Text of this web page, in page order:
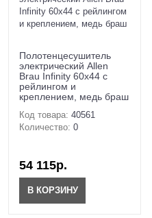
Полотенцесушитель
электрический Allen
Brau Infinity 60x44 с
рейлингом и
креплением, медь браш
Код товара: 40561
Количество: 0
54 115р.
В КОРЗИНУ